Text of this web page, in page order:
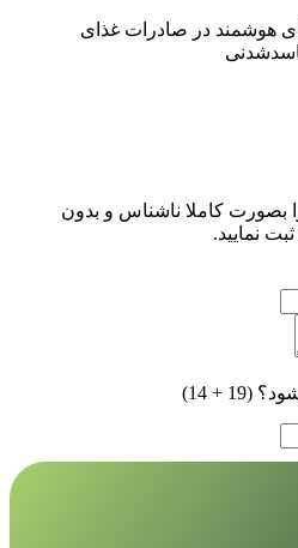
بصورت کاملا ناشناس و بدون
نمایید.
(19 + 14)